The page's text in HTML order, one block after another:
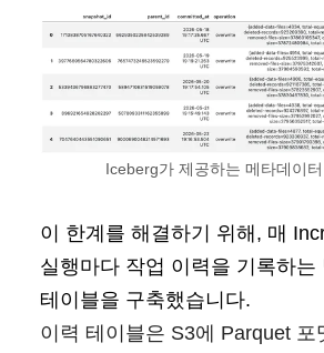
Iceberg가 제공하는 메타데이
이 한계를 해결하기 위해, 매
실행마다 작업 이력을 기록하는
테이블을 구축했습니다.
이력 테이블은 S3에 Parquet 포